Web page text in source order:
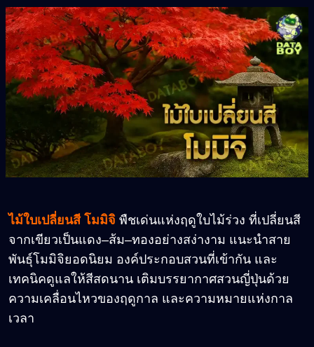
ไม้ใบเปลี่ยนสี โมมิจิ พืชเด่นแห่งฤดูใบไม้ร่วง ที่เปลี่ยนสี
จากเขียวเป็นแดง–ส้ม–ทองอย่างสง่างาม แนะนำสาย
พันธุ์โมมิจิยอดนิยม องค์ประกอบสวนที่เข้ากัน และ
เทคนิคดูแลให้สีสดนาน เติมบรรยากาศสวนญี่ปุ่นด้วย
ความเคลื่อนไหวของฤดูกาล และความหมายแห่งกาล
เวลา